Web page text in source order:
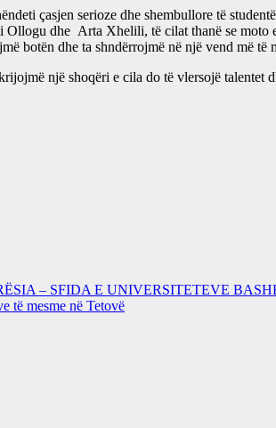
çasjen serioze dhe shembullore të
dhe Arta Xhelili, të cilat thanë se moto
dhe ta shndërrojmë në një vend më të
një shoqëri e cila do të vlersojë
– SFIDA E UNIVERSITETEVE
të mesme në Tetovë